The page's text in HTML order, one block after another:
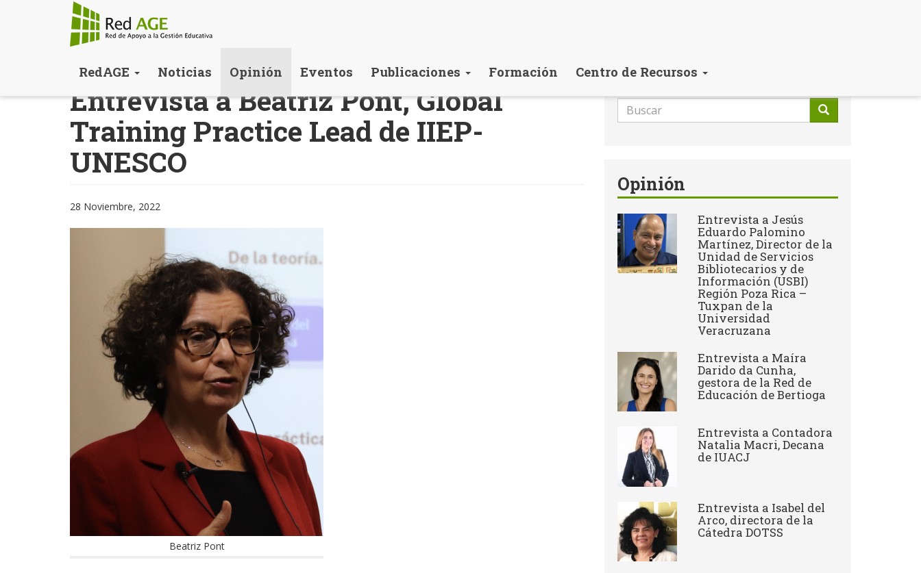
contenido
RedAGE Noticias Opinión Eventos Publicaciones Formación Centro de Recursos
Entrevista a Beatriz Pont, Global
Training Practice Lead de IIEP-
UNESCO
28 Noviembre, 2022
Beatriz Pont
Formulario
de
Opinión
Entrevista a Jesús
Eduardo Palomino
Martínez, Director de la
Unidad de Servicios
Bibliotecarios y de
Información (USBI)
Región Poza Rica –
Tuxpan de la
Universidad
Veracruzana
Entrevista a ​Maíra
Darido da Cunha,
gestora de la Red de
Educación de Bertioga
Entrevista a Contadora
Natalia Macri, Decana
de IUACJ
Entrevista a Isabel del
Arco, directora de la
Cátedra DOTSS